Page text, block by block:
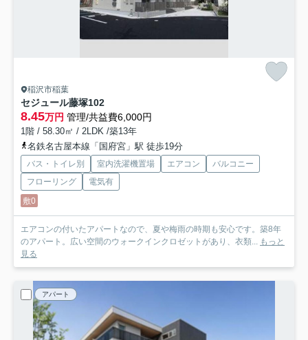
稲沢市稲葉
セジュール藤塚102
8.45万円 管理/共益費6,000円
1階 / 58.30㎡ / 2LDK /築13年
名鉄名古屋本線「国府宮」駅 徒歩19分
バス・トイレ別 室内洗濯機置場 エアコン
バルコニー
フローリング
電気有
敷0
エアコンの付いたアパートなので、夏や梅雨の時期も安心です。築8年
のアパート。広い空間のウォークインクロゼットがあり、衣類... もっと
見る
アパート